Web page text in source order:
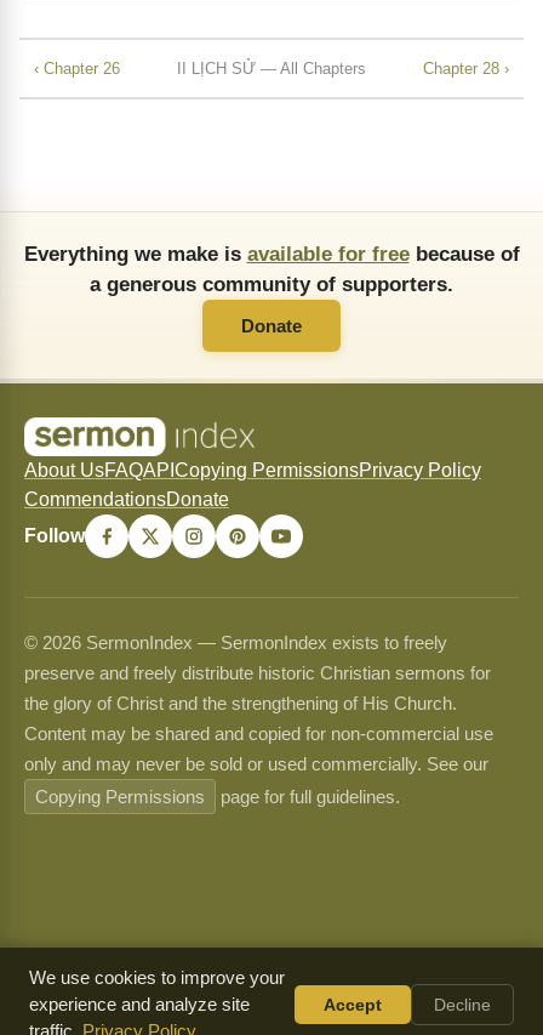
‹ Chapter 26 II LỊCH SỬ — All Chapters Chapter 28 ›
Everything we make is available for freebecause of
a generous community of supporters.
Donate
About UsFAQAPI Copying PermissionsPrivacy Policy
CommendationsDonate
Follow
© 2026 SermonIndex — SermonIndex exists to freely
preserve and freely distribute historic Christian sermons for
the glory of Christ and the strengthening of His Church.
Content may be shared and copied for non-commercial use
only and may never be sold or used commercially. See our
Copying Permissions
page for full guidelines.
We use cookies to improve your
experience and analyze site
Accept Decline